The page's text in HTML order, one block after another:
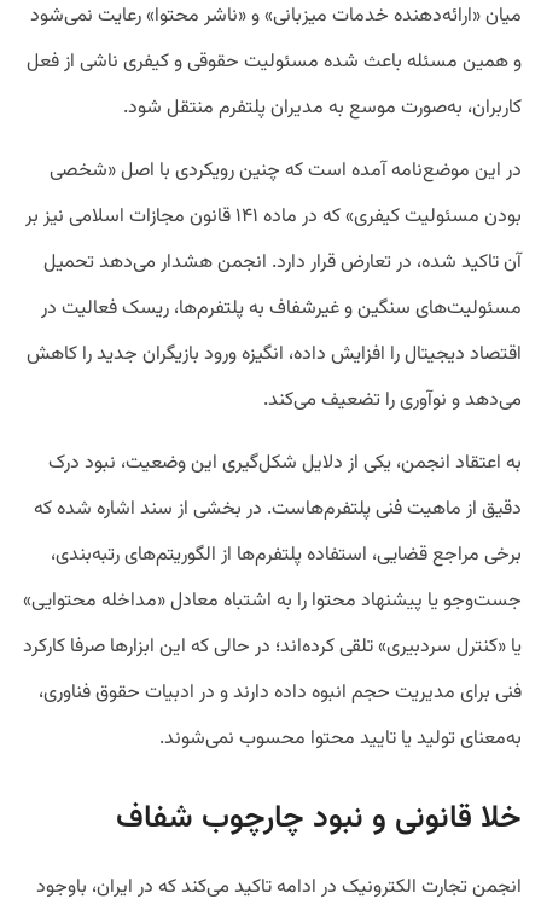
میان «ارائه‌دهنده خدمات میزبانی» و «ناشر محتوا» رعایت نمی‌شود
و همین مسئله باعث شده مسئولیت حقوقی و کیفری ناشی از فعل
کاربران، به‌صورت موسع به مدیران پلتفرم منتقل شود.
در این موضع‌نامه آمده است که چنین رویکردی با اصل «شخصی
بودن مسئولیت کیفری» که در ماده ۱۴۱ قانون مجازات اسلامی نیز بر
آن تاکید شده، در تعارض قرار دارد. انجمن هشدار می‌دهد تحمیل
مسئولیت‌های سنگین و غیرشفاف به پلتفرم‌ها، ریسک فعالیت در
اقتصاد دیجیتال را افزایش داده، انگیزه ورود بازیگران جدید را کاهش
می‌دهد و نوآوری را تضعیف می‌کند.
به اعتقاد انجمن، یکی از دلایل شکل‌گیری این وضعیت، نبود درک
دقیق از ماهیت فنی پلتفرم‌هاست. در بخشی از سند اشاره شده که
برخی مراجع قضایی، استفاده پلتفرم‌ها از الگوریتم‌های رتبه‌بندی،
جست‌وجو یا پیشنهاد محتوا را به اشتباه معادل «مداخله محتوایی»
یا «کنترل سردبیری» تلقی کرده‌اند؛ در حالی که این ابزارها صرفا کارکرد
فنی برای مدیریت حجم انبوه داده دارند و در ادبیات حقوق فناوری،
به‌معنای تولید یا تایید محتوا محسوب نمی‌شوند.
خلا قانونی و نبود چارچوب شفاف
انجمن تجارت الکترونیک در ادامه تاکید می‌کند که در ایران، باوجود